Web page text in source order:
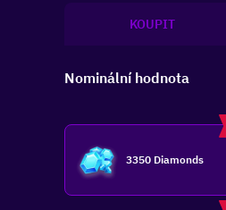
KOUPIT
Nominální hodnota
3350 Diamonds